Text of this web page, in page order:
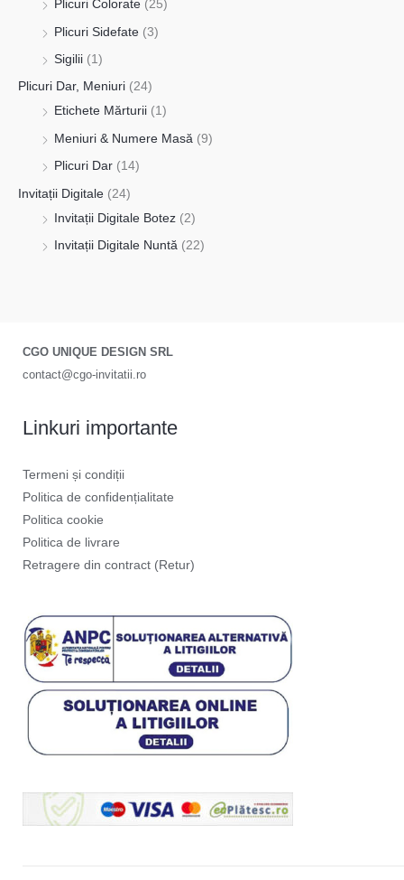
Plicuri Colorate (25)
Plicuri Sidefate (3)
Sigilii (1)
Plicuri Dar, Meniuri (24)
Etichete Mărturii (1)
Meniuri & Numere Masă (9)
Plicuri Dar (14)
Invitații Digitale (24)
Invitații Digitale Botez (2)
Invitații Digitale Nuntă (22)
CGO UNIQUE DESIGN SRL
contact@cgo-invitatii.ro
Linkuri importante
Termeni și condiții
Politica de confidențialitate
Politica cookie
Politica de livrare
Retragere din contract (Retur)